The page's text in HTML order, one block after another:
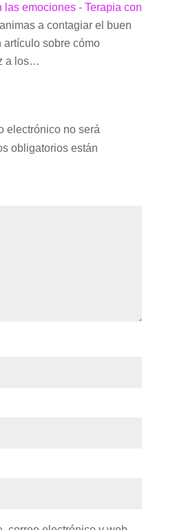
las emociones - Terapia con
a contagiar el buen
sobre cómo
a los…
electrónico no será
obligatorios están